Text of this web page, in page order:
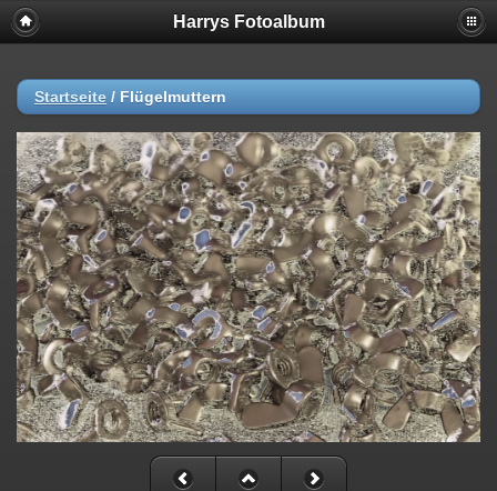
Harrys Fotoalbum
Startseite / Flügelmuttern